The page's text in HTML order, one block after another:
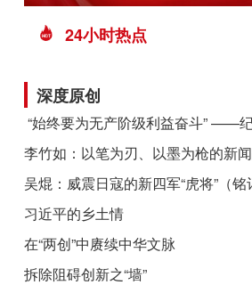
24小时热点
深度原创
习近平的乡土情
在“两创”中赓续中华文脉
拆除阻碍创新之“墙”